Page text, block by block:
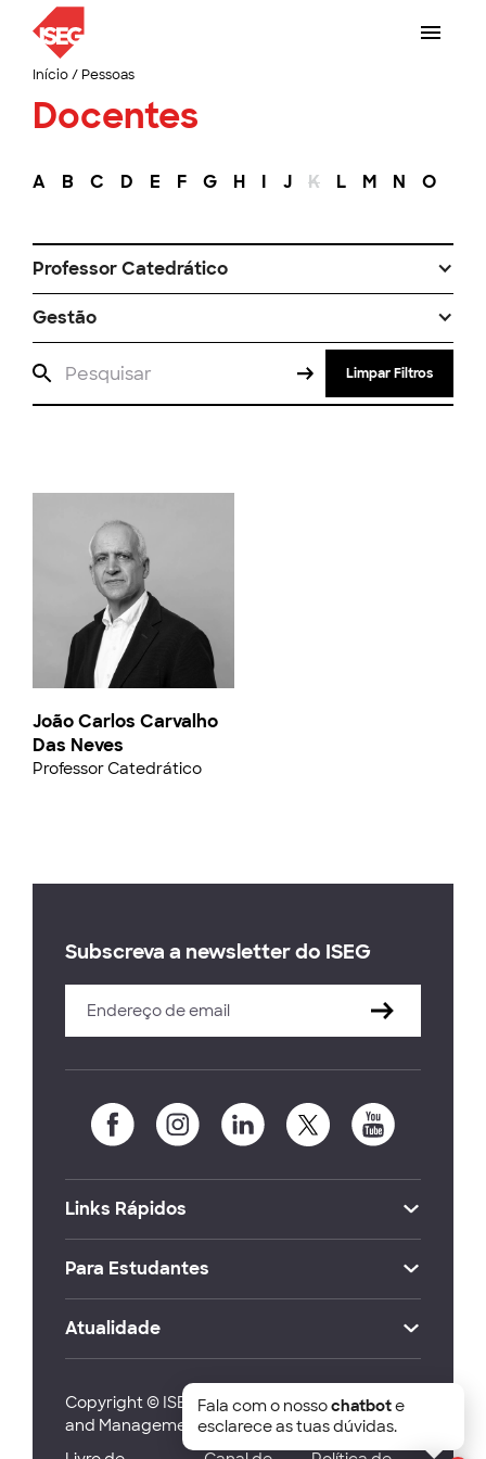
Início/ Pessoas
Docentes
A B C D E F G H I J K L M N O
Professor Catedrático
Gestão
Limpar Filtros
João Carlos Carvalho
Das Neves
Professor Catedrático
Subscreva a newsletter do ISEG
Links Rápidos
Para Estudantes
Atualidade
Copyright © ISEG Lisbon School of Economics
and Management 2026
Fala com o nossochatbote
esclarece as tuas dúvidas.